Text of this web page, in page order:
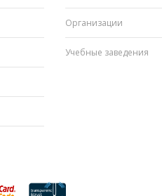
Организации
Учебные заведения